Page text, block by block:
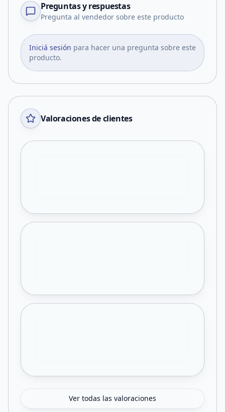
Preguntas y respuestas
Pregunta al vendedor sobre este producto
Iniciá sesión para hacer una pregunta sobre este
producto.
Valoraciones de clientes
Ver todas las valoraciones